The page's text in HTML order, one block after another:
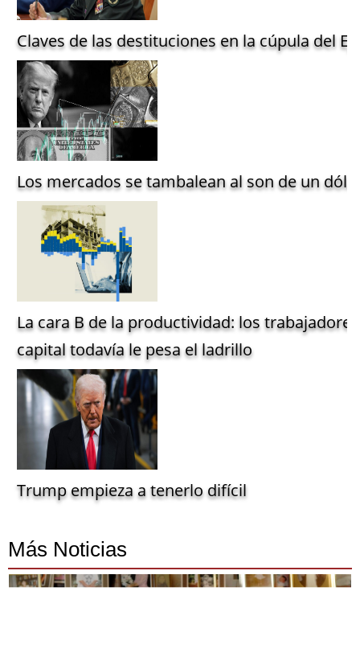
Claves de las destituciones en la cúpula del
Los mercados se tambalean al son de un
La cara B de la productividad: los
capital todavía le pesa el ladrillo
Trump empieza a tenerlo difícil
Más Noticias